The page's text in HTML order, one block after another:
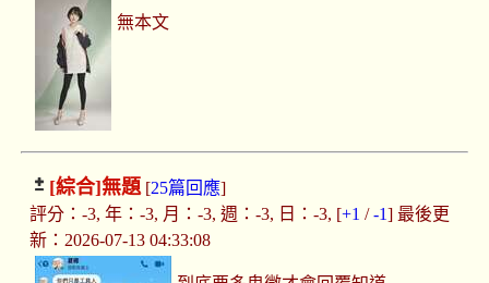
無本文
[綜合]無題[25篇回應]
評分：-3, 年：-3, 月：-3, 週：-3, 日：-3, [+1 /-1] 最後更
新：2026-07-13 04:33:08